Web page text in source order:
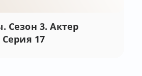
3. Актер
17